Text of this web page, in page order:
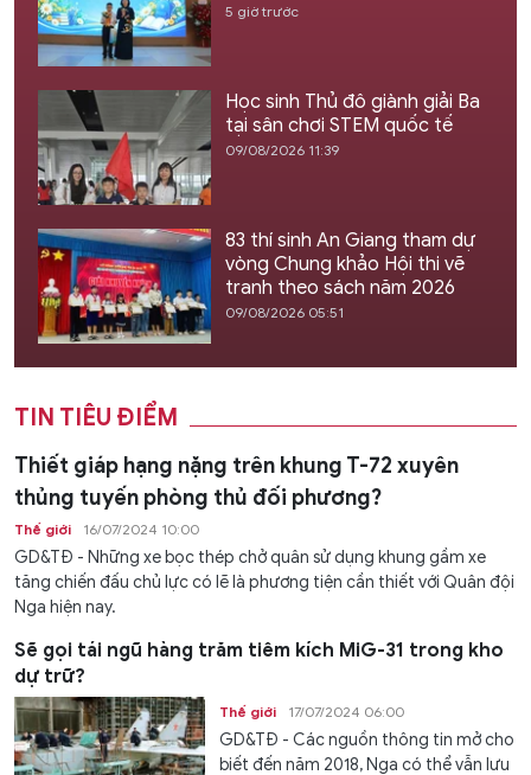
5 giờ trước
Học sinh Thủ đô giành giải Ba
tại sân chơi STEM quốc tế
09/08/2026 11:39
83 thí sinh An Giang tham dự
vòng Chung khảo Hội thi vẽ
tranh theo sách năm 2026
09/08/2026 05:51
TIN TIÊU ĐIỂM
Thiết giáp hạng nặng trên khung T-72 xuyên
thủng tuyến phòng thủ đối phương?
Thế giới 16/07/2024 10:00
GD&TĐ - Những xe bọc thép chở quân sử dụng khung gầm xe
tăng chiến đấu chủ lực có lẽ là phương tiện cần thiết với Quân đội
Nga hiện nay.
Sẽ gọi tái ngũ hàng trăm tiêm kích MiG-31 trong kho
dự trữ?
Thế giới 17/07/2024 06:00
GD&TĐ - Các nguồn thông tin mở cho
biết đến năm 2018, Nga có thể vẫn lưu